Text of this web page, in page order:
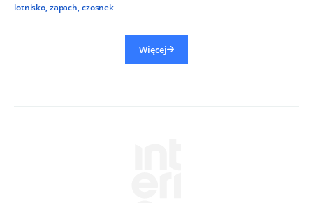
lotnisko,zapach,czosnek
Więcej